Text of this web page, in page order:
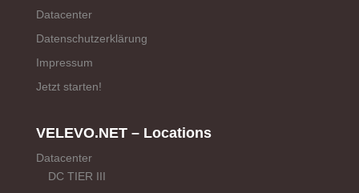
Datacenter
Datenschutzerklärung
Impressum
Jetzt starten!
VELEVO.NET – Locations
Datacenter
DC TIER III